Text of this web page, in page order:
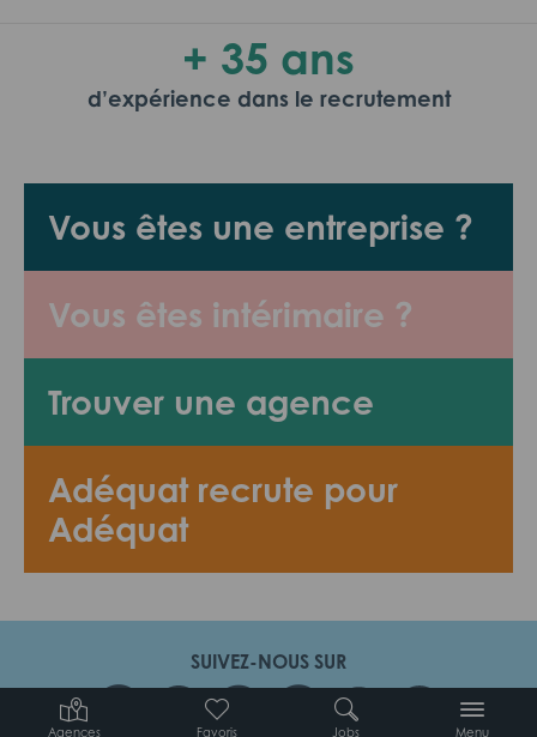
Agences Favoris Jobs Menu
Vous êtes une entreprise ?
Vous êtes intérimaire ?
Trouver une agence
Adéquat recrute pour
Adéquat
+ 35 ans
d’expérience dans le recrutement
SUIVEZ-NOUS SUR